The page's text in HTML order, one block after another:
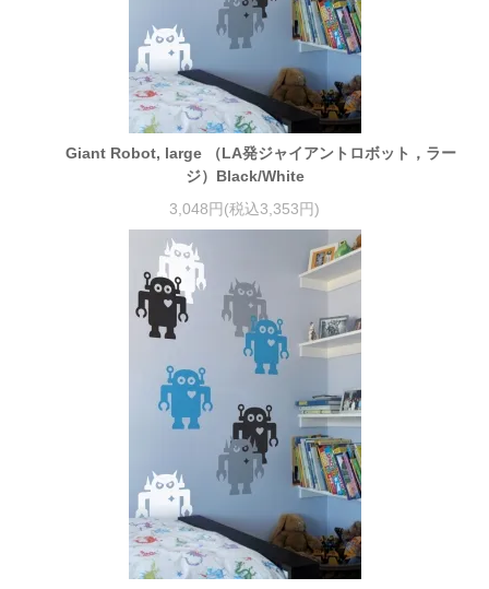
Giant Robot, large （LA発ジャイアントロボット，ラー
ジ）Black/White
3,048円(税込3,353円)